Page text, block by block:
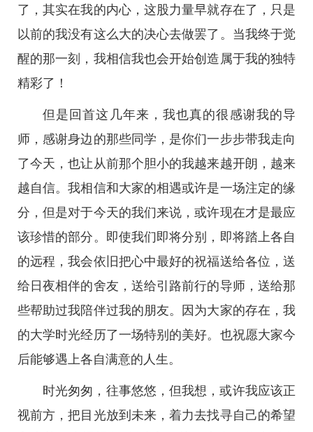
了，其实在我的内心，这股力量早就存在了，只是
以前的我没有这么大的决心去做罢了。当我终于觉
醒的那一刻，我相信我也会开始创造属于我的独特
精彩了！
但是回首这几年来，我也真的很感谢我的导
师，感谢身边的那些同学，是你们一步步带我走向
了今天，也让从前那个胆小的我越来越开朗，越来
越自信。我相信和大家的相遇或许是一场注定的缘
分，但是对于今天的我们来说，或许现在才是最应
该珍惜的部分。即使我们即将分别，即将踏上各自
的远程，我会依旧把心中最好的祝福送给各位，送
给日夜相伴的舍友，送给引路前行的导师，送给那
些帮助过我陪伴过我的朋友。因为大家的存在，我
的大学时光经历了一场特别的美好。也祝愿大家今
后能够遇上各自满意的人生。
时光匆匆，往事悠悠，但我想，或许我应该正
视前方，把目光放到未来，着力去找寻自己的希望